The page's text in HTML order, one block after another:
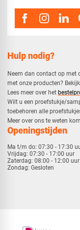
Hulp nodig?
Neem dan contact op met
met onze producten?
​Lees meer over het
​Wilt u een proefstukje/
toebehoren alle
​​Meer over ons te weten
Openingstijden
Ma t/m do: 07:30 - 17:30
Vrijdag: 07:30 - 17:00 uur
Zaterdag: 08:00 - 12:00 uur
Zondag: Gesloten